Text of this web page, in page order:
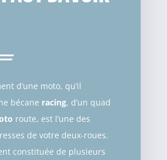
d’une moto, qu’il
bécane racing, d’un quad
route, est l’une des
de votre deux-roues.
constituée de plusieurs